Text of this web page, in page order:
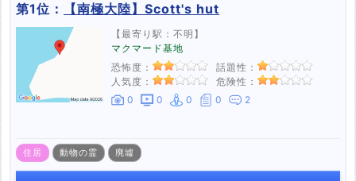
第1位： 【南極大陸】Scott's hut
【最寄り駅：不明】
マクマード基地
恐怖度：
話題性：
人気度：
危険性：
0
0 0 0 2
住居 動物の霊 廃墟